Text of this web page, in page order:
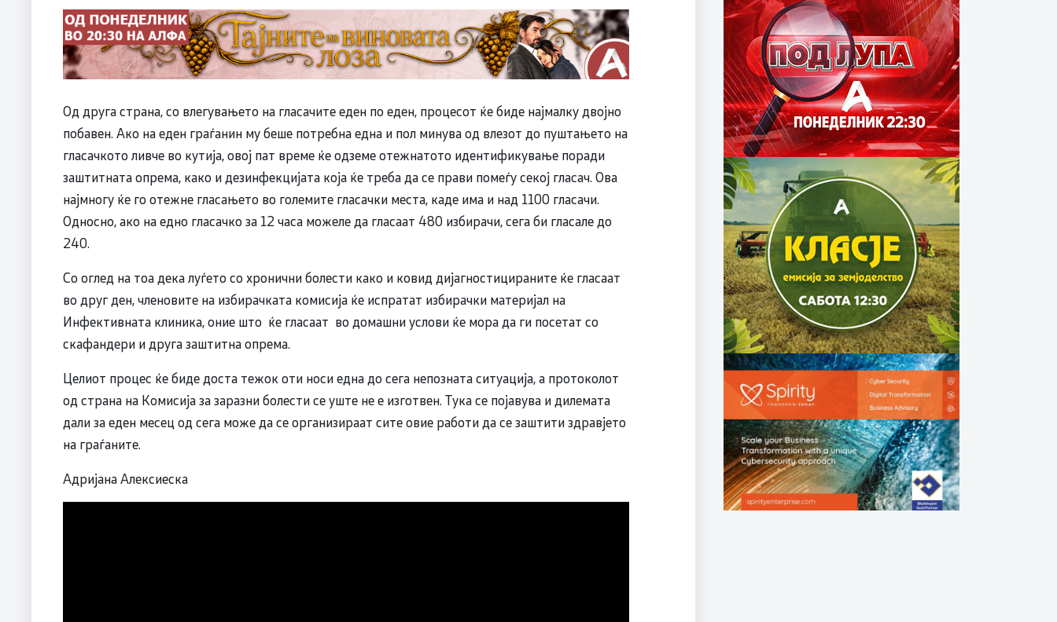
Од друга страна, со влегувањето на гласачите еден по еден, процесот ќе биде најмалку двојно
побавен. Ако на еден граѓанин му беше потребна една и пол минува од влезот до пуштањето на
гласачкото ливче во кутија, овој пат време ќе одземе отежнатото идентификување поради
заштитната опрема, како и дезинфекцијата која ќе треба да се прави помеѓу секој гласач. Ова
најмногу ќе го отежне гласањето во големите гласачки места, каде има и над 1100 гласачи.
Односно, ако на едно гласачко за 12 часа можеле да гласаат 480 избирачи, сега би гласале до
240.
Со оглед на тоа дека луѓето со хронични болести како и ковид дијагностицираните ќе гласаат
во друг ден, членовите на избирачката комисија ќе испратат избирачки материјал на
Инфективната клиника, оние што ќе гласаат во домашни услови ќе мора да ги посетат со
скафандери и друга заштитна опрема.
Целиот процес ќе биде доста тежок оти носи една до сега непозната ситуација, а протоколот
од страна на Комисија за заразни болести се уште не е изготвен. Тука се појавува и дилемата
дали за еден месец од сега може да се организираат сите овие работи да се заштити здравјето
на граѓаните.
Адријана Алексиеска